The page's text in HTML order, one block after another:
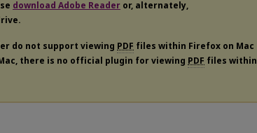
download Adobe Reader or, alternately,
do not support viewing PDF files within Firefox on Mac
there is no official plugin for viewing PDF files within